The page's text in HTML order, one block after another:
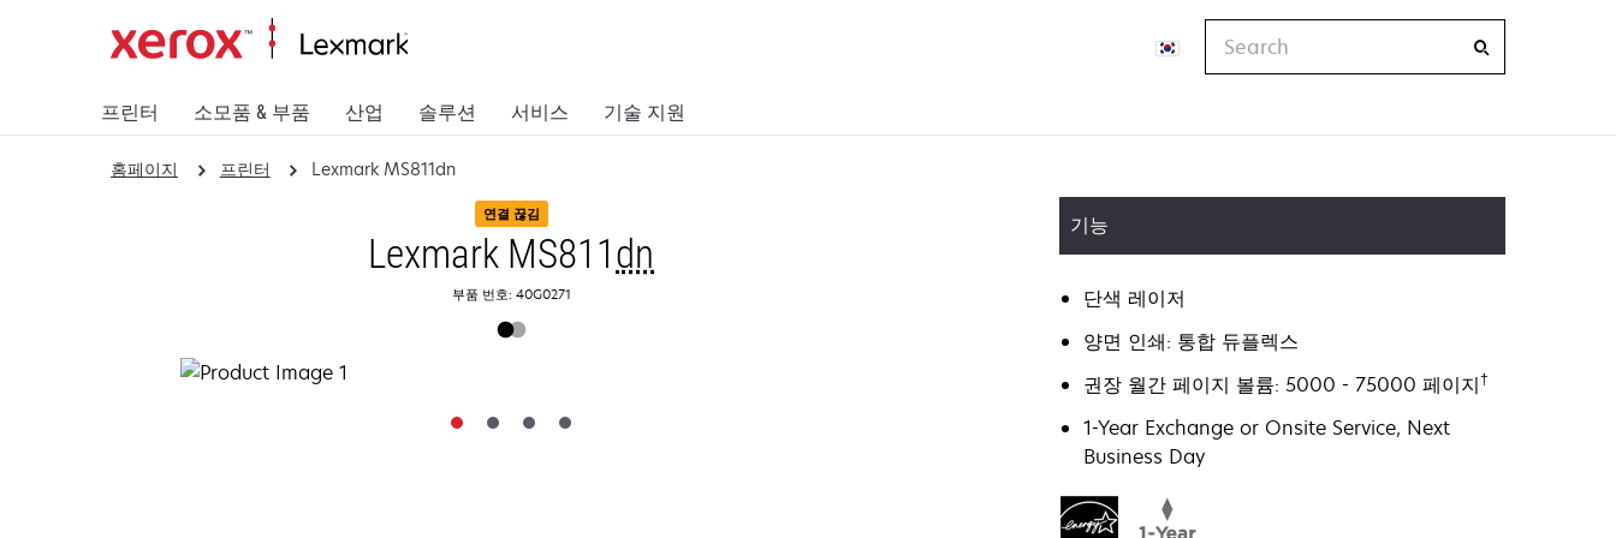
프린터 소모품 & 부품 산업 솔루션 서비스 기술 지원
홈페이지 프린터 Lexmark MS811dn
연결 끊김
Lexmark MS811dn
부품 번호: 40G0271
기능
단색 레이저
양면 인쇄: 통합 듀플렉스
권장 월간 페이지 볼륨: 5000 - 75000 페이지†
1-Year Exchange or Onsite Service, Next
Business Day